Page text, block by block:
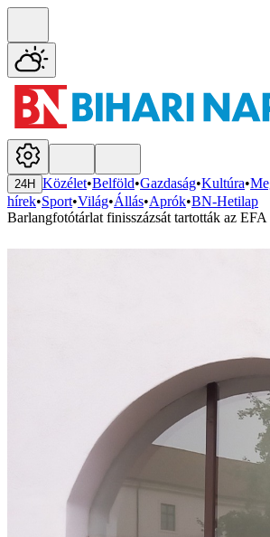
24H Közélet•Belföld•Gazdaság•Kultúra•
hírek•Sport•Világ•Állás•Aprók•BN-Hetilap
Barlangfotótárlat finisszázsát tartották az